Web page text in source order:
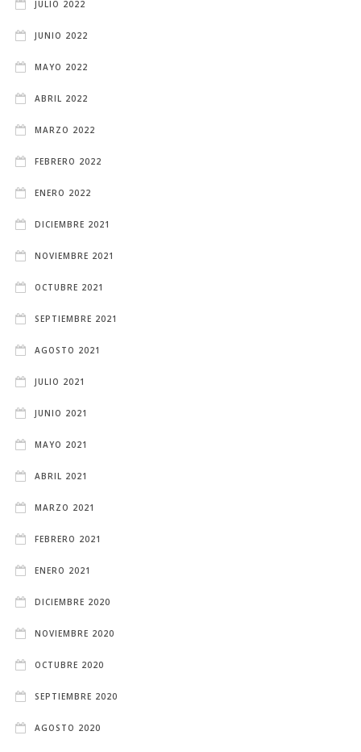
JULIO 2022
JUNIO 2022
MAYO 2022
ABRIL 2022
MARZO 2022
FEBRERO 2022
ENERO 2022
DICIEMBRE 2021
NOVIEMBRE 2021
OCTUBRE 2021
SEPTIEMBRE 2021
AGOSTO 2021
JULIO 2021
JUNIO 2021
MAYO 2021
ABRIL 2021
MARZO 2021
FEBRERO 2021
ENERO 2021
DICIEMBRE 2020
NOVIEMBRE 2020
OCTUBRE 2020
SEPTIEMBRE 2020
AGOSTO 2020